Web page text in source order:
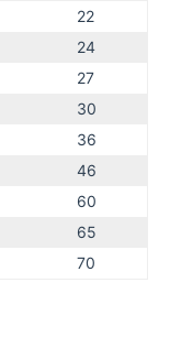
22
24
27
30
36
46
60
65
70